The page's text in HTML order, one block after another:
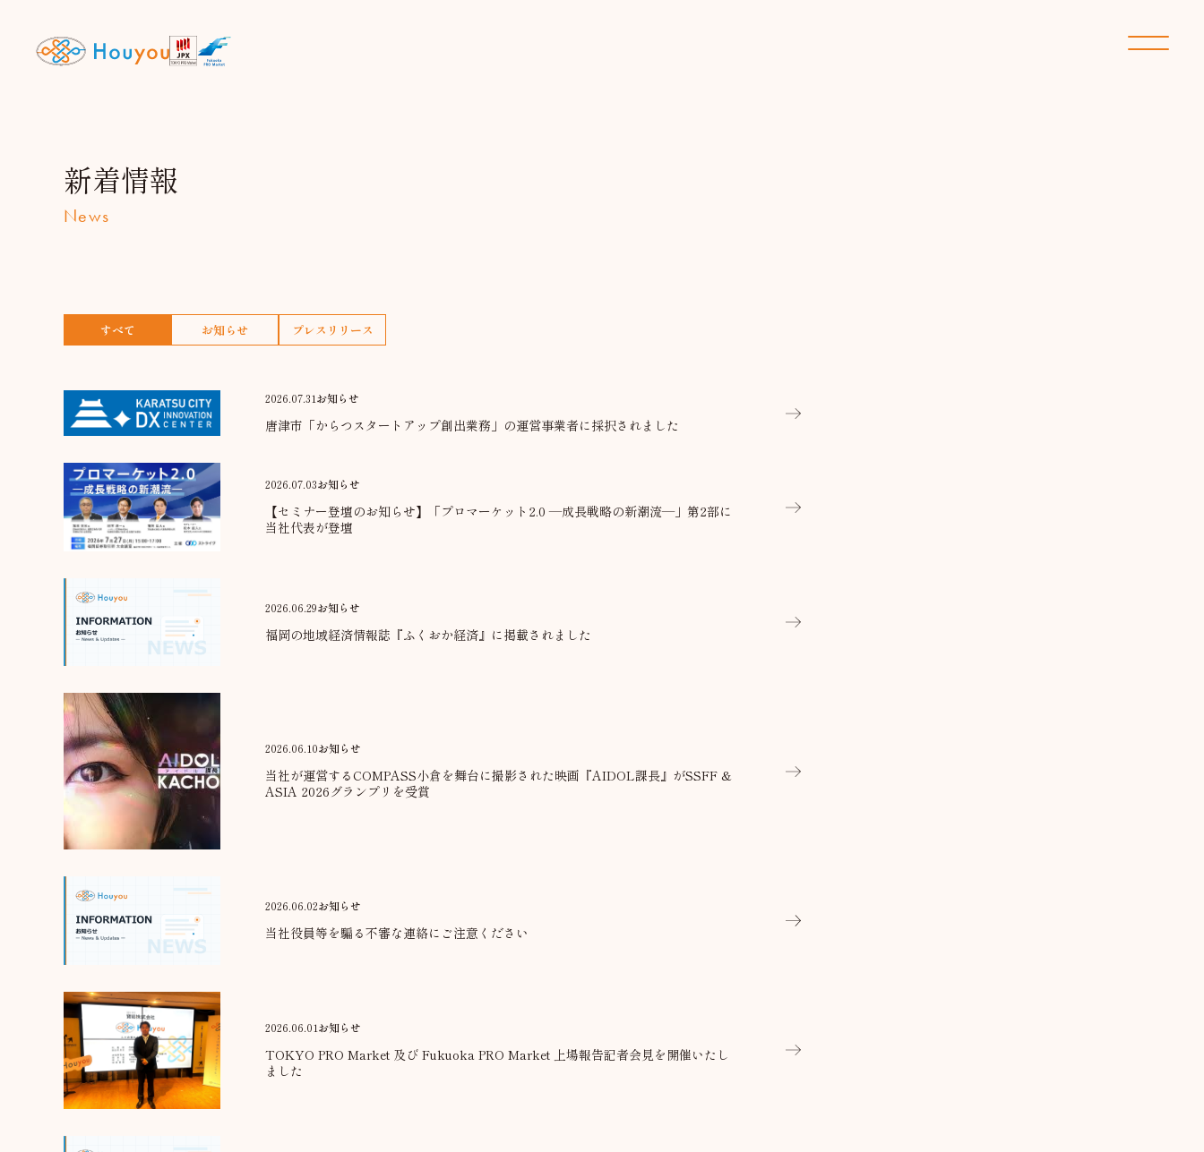
新着情報
News
すべて お知らせ プレスリリース
2026.07.31お知らせ
唐津市「からつスタートアップ創出業務」の運営事業者に採択されました
2026.07.03お知らせ
【セミナー登壇のお知らせ】「プロマーケット2.0 ―成長戦略の新潮流―」第2部に
当社代表が登壇
2026.06.29お知らせ
福岡の地域経済情報誌『ふくおか経済』に掲載されました
2026.06.10お知らせ
当社が運営するCOMPASS小倉を舞台に撮影された映画『AIDOL課長』がSSFF &
ASIA 2026グランプリを受賞
2026.06.02お知らせ
当社役員等を騙る不審な連絡にご注意ください
2026.06.01お知らせ
TOKYO PRO Market 及び Fukuoka PRO Market 上場報告記者会見を開催いたし
ました